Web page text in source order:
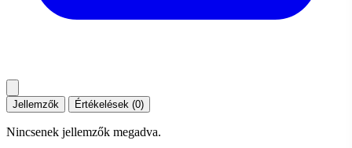
Jellemzők Értékelések (0)
Nincsenek jellemzők megadva.